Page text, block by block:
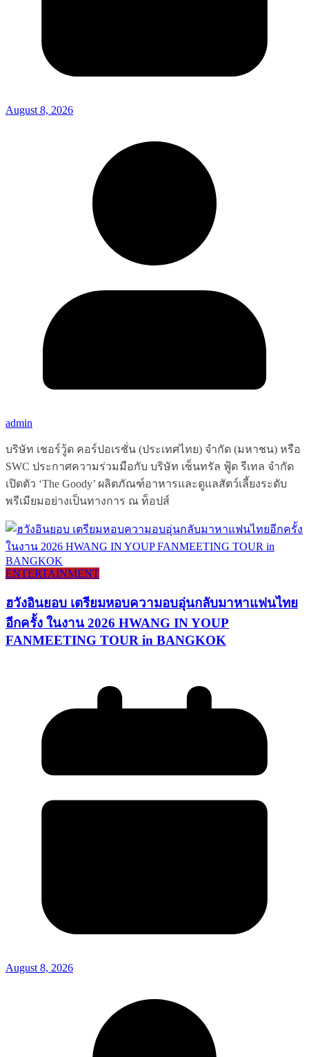
August 8, 2026
admin
บริษัท เชอร์วู้ด คอร์ปอเรชั่น (ประเทศไทย) จำกัด (มหาชน) หรือ
SWC ประกาศความร่วมมือกับ บริษัท เซ็นทรัล ฟู้ด รีเทล จำกัด
เปิดตัว ‘The Goody’ ผลิตภัณฑ์อาหารและดูแลสัตว์เลี้ยงระดับ
พรีเมียมอย่างเป็นทางการ ณ ท็อปส์
ENTERTAINMENT
ฮวังอินยอบ เตรียมหอบความอบอุ่นกลับมาหาแฟนไทย
อีกครั้ง ในงาน 2026 HWANG IN YOUP
FANMEETING TOUR in BANGKOK
August 8, 2026